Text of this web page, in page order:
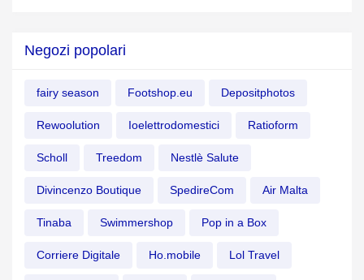
Negozi popolari
fairy season Footshop.eu Depositphotos
Rewoolution Ioelettrodomestici Ratioform
Scholl Treedom Nestlè Salute
Divincenzo Boutique SpedireCom Air Malta
Tinaba Swimmershop Pop in a Box
Corriere Digitale Ho.mobile Lol Travel